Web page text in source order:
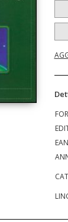
EAN